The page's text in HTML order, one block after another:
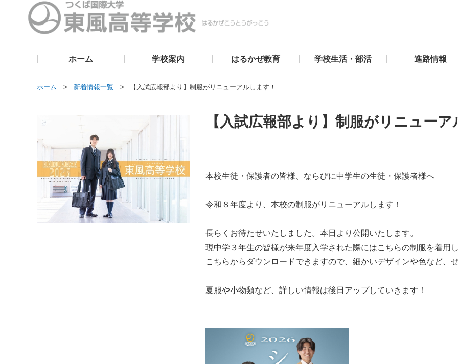
ホーム 学校案内 はるかぜ教育 学校生活・部活 進路情報
ホーム 新着情報一覧 【入試広報部より】制服がリニューアルします！
【入試広報部より】制服がリニューア
本校生徒・保護者の皆様、ならびに中学生の生徒・保護者様へ
令和８年度より、本校の制服がリニューアルします！
長らくお待たせいたしました。本日より公開いたします。
現中学３年生の皆様が来年度入学された際にはこちらの制服を着用し
こちらからダウンロードできますので、細かいデザインや色など、
夏服や小物類など、詳しい情報は後日アップしていきます！